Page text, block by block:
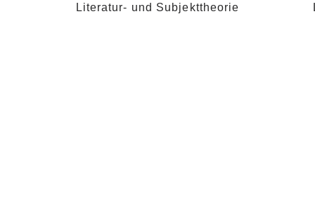
Literatur- und Subjekttheorie